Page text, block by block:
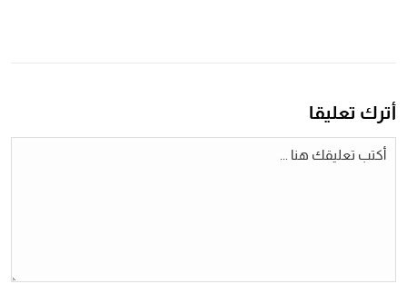
أترك تعليقا